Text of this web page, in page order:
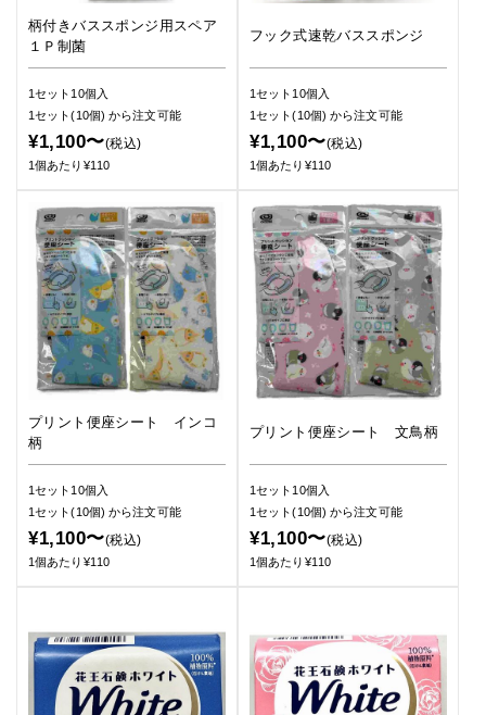
柄付きバススポンジ用スペア
１Ｐ制菌
1セット10個入
1セット(10個)から注文可能
¥1,100〜(税込)
1個あたり¥110
フック式速乾バススポンジ
1セット10個入
1セット(10個)から注文可能
¥1,100〜(税込)
1個あたり¥110
プリント便座シート インコ
柄
1セット10個入
1セット(10個)から注文可能
¥1,100〜(税込)
1個あたり¥110
プリント便座シート 文鳥柄
1セット10個入
1セット(10個)から注文可能
¥1,100〜(税込)
1個あたり¥110